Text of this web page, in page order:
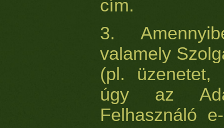
cím.
3.
valamely
(pl. üzenetet,
úgy az
Felhasználó